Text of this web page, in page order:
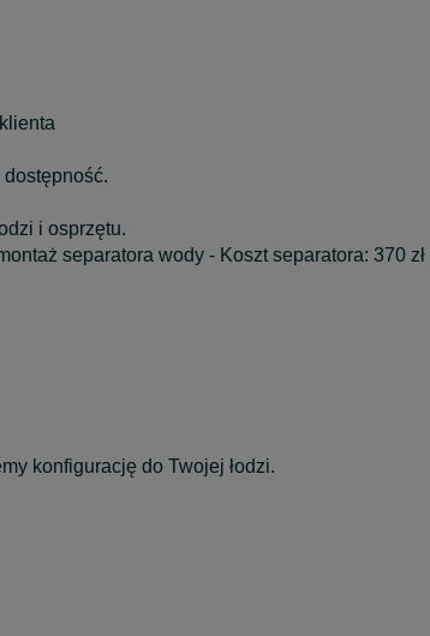
i osprzętu.
separatora wody - Koszt separatora: 370 zł
konfigurację do Twojej łodzi.